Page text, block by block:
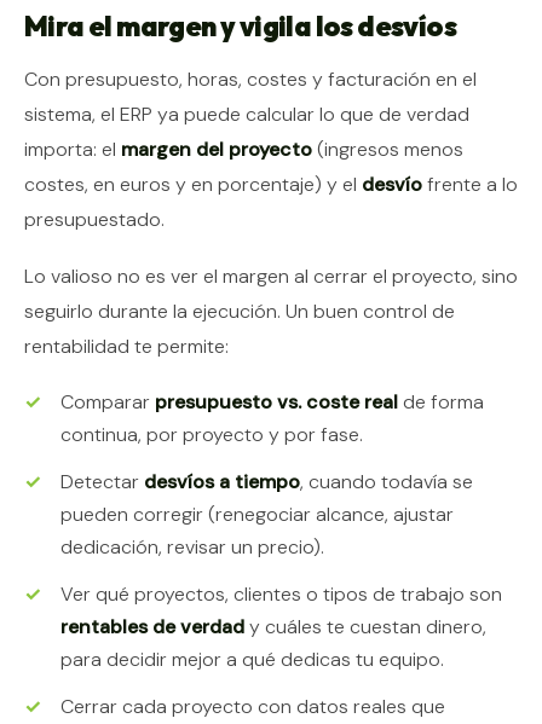
Mira el margen y vigila los desvíos
Con presupuesto, horas, costes y facturación en el
sistema, el ERP ya puede calcular lo que de verdad
importa: el margen del proyecto(ingresos menos
costes, en euros y en porcentaje) y el desvíofrente a lo
presupuestado.
Lo valioso no es ver el margen al cerrar el proyecto, sino
seguirlo durante la ejecución. Un buen control de
rentabilidad te permite:
Comparar presupuesto vs. coste real de forma
continua, por proyecto y por fase.
Detectar desvíos a tiempo, cuando todavía se
pueden corregir (renegociar alcance, ajustar
dedicación, revisar un precio).
Ver qué proyectos, clientes o tipos de trabajo son
rentables de verdady cuáles te cuestan dinero,
para decidir mejor a qué dedicas tu equipo.
Cerrar cada proyecto con datos reales que